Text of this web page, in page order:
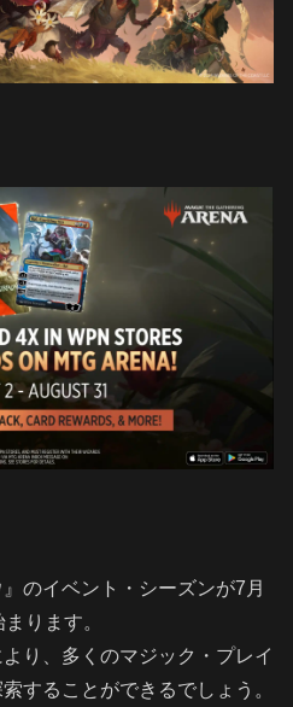
のイベント・シーズンが7月
ります。
り、多くのマジック・プレイ
することができるでしょう。